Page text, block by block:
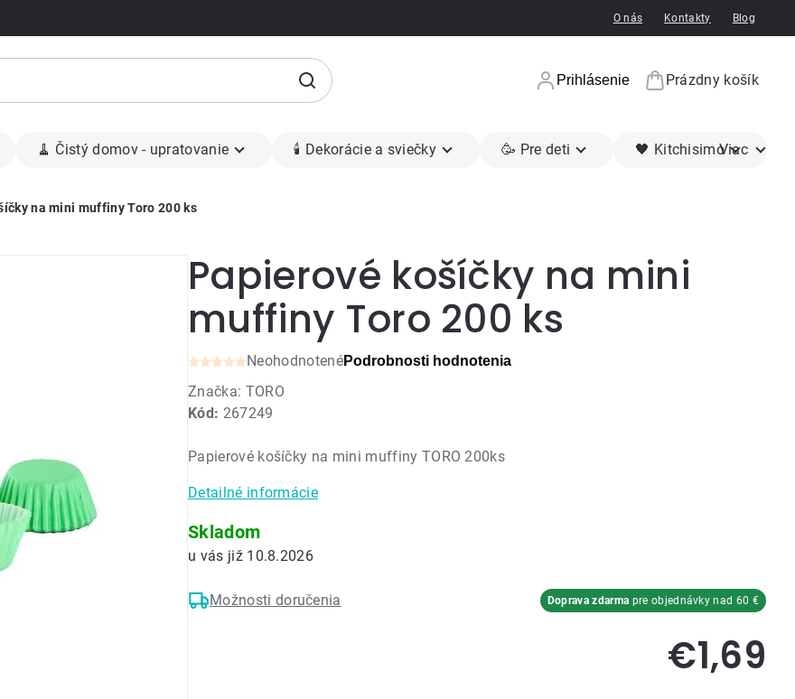
O nás Kontakty Blog
Prihlásenie
Nákupný
Prázdny košík
🧹 Čistý domov - upratovanie 🕯 Dekorácie a sviečky 🥳 Pre deti 🖤 KitchisimoViac
na mini muffiny Toro 200 ks
Papierové košíčky na mini
muffiny Toro 200 ks
Kód: 267249
Priemerné
hodnotenie
produktu
0,0
5
hviezdičiek.
NeohodnotenéPodrobnosti hodnotenia
Značka: TORO
Papierové košíčky na mini muffiny TORO 200ks
Detailné informácie
Skladom
10.8.2026
Možnosti doručenia Doprava zdarma pre objednávky nad 60 €
€1,69